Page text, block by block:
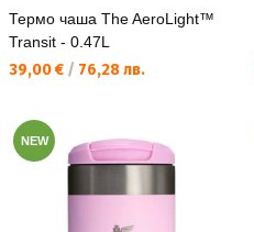
Термо чаша The AeroLight™
Transit - 0.47L
Текуща цена:
39,00 € / 76,28 лв.
NEW